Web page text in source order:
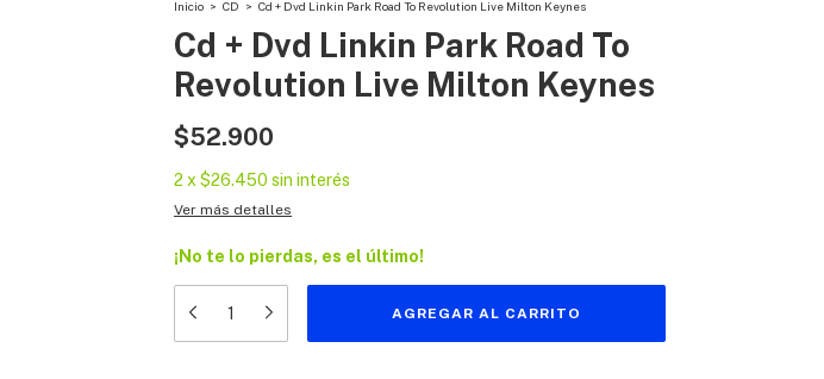
Inicio > CD > Cd + Dvd Linkin Park Road To Revolution Live Milton Keynes
Cd + Dvd Linkin Park Road To
Revolution Live Milton Keynes
$52.900
2 x $26.450 sin interés
Ver más detalles
¡No te lo pierdas, es el último!